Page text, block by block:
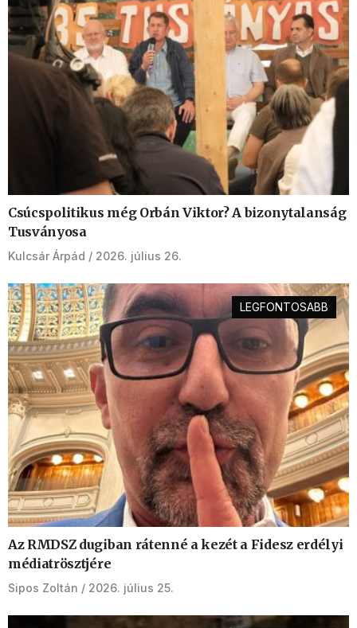
Csúcspolitikus még Orbán Viktor? A bizonytalanság
Tusványosa
Kulcsár Árpád 2026. július 26.
LEGFONTOSABB
Az RMDSZ dugiban rátenné a kezét a Fidesz erdélyi
médiatrösztjére
Sipos Zoltán 2026. július 25.